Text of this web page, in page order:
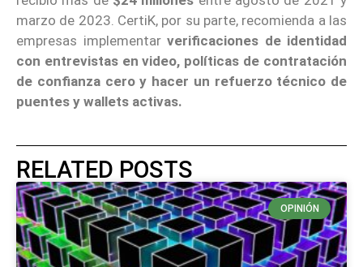
marzo de 2023. CertiK, por su parte, recomienda a las
empresas implementar verificaciones de identidad
con entrevistas en video, políticas de contratación
de confianza cero y hacer un refuerzo técnico de
puentes y wallets activas.
RELATED POSTS
OPINIÓN